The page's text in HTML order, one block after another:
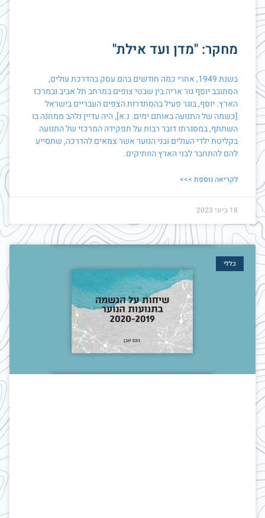
מחקר: "מדן ועד אילת"
בשנת 1949, אחרי כמה חודשים בהם עסק בהדרכת עולים,
הסתובב יוסף גור אריה בין שבטי צופים במרחב תל אביב ובמרכז
הארץ. יוסף, בוגר פעיל בהסתדרות הצפים העבריים בישראל
[כשמה של התנועה באותם ימים. נ.א], היה עדיין נלהב ממחנה בו
השתתף, במסגרתו דובר רבות על תפקידה המרכזי של התנועה
בקליטת ילדי העולים ובני הנוער אשר צמאים להדרכה, שתסייע
להם להתחבר לבני הארץ הוותיקים.
לקריאה נוספת >>>
18 ביוני 2023
כללי